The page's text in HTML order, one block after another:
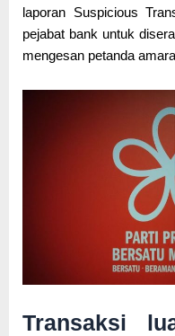
laporan Suspicious
pejabat bank untuk
mengesan petanda
Transaksi